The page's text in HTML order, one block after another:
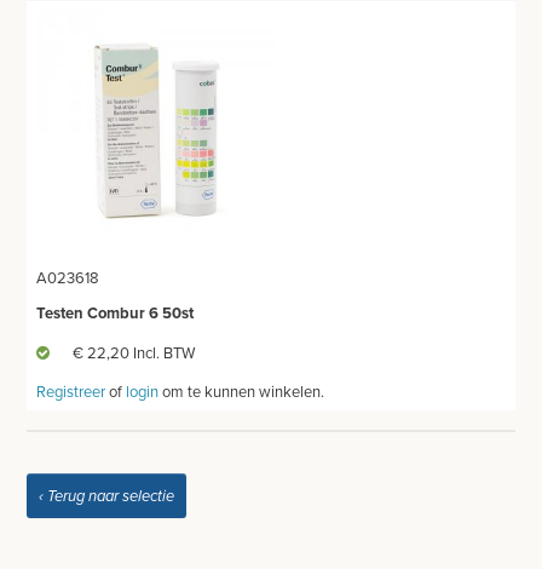
BLOED- EN URINEONDERZOEK
URINEONDERZOEK
BLOEDONDERZOEK
CENTRIFUGES
DIVERSEN
VERBRUIKSMATERIAAL
A023618
Testen Combur 6 50st
€ 22,20 Incl. BTW
Registreerof loginom te kunnen winkelen.
‹ Terug naar selectie